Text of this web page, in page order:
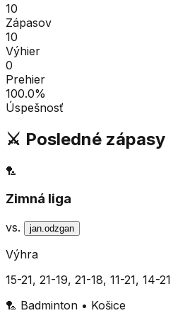
10
Zápasov
10
Výhier
0
Prehier
100.0%
Úspešnosť
⚔️ Posledné zápasy
🏸
Zimná liga
vs. jan.odzgan
Výhra
15-21, 21-19, 21-18, 11-21, 14-21
🏸 Badminton • Košice